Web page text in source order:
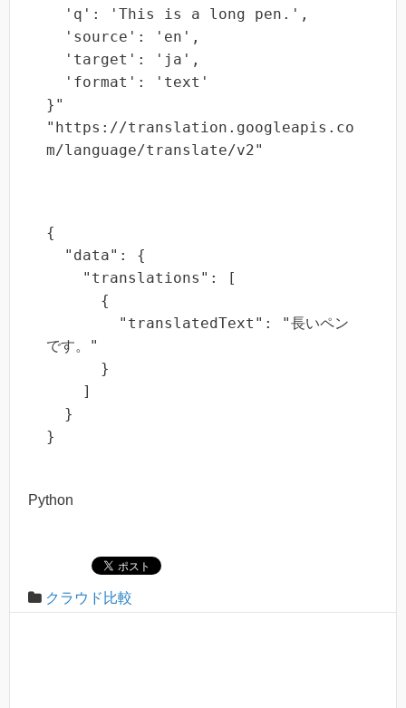
}"
"https://translation.googleapis.co
m/language/translate/v2"
{
です。"
}
Python
クラウド比較